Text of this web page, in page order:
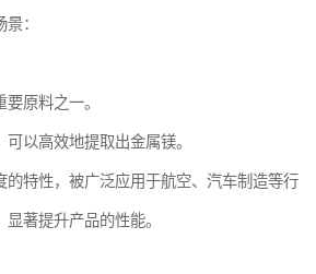
：
原料之一。
以高效地提取出金属镁。
的特性，被广泛应用于航空、汽车制造等行
著提升产品的性能。